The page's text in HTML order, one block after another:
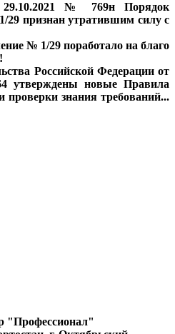
№ 769н Порядок
29 признан утратившим силу с
№ 1/29 поработало на благо
Российской Федерации от
утверждены новые Правила
проверки знания требований...